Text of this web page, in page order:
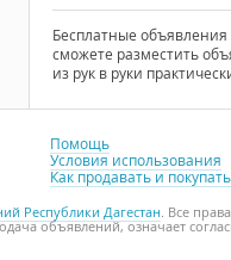
Бесплатные объявления
сможете разместить
из рук в руки
Помощь
Условия использования
Как продавать и
Республики Дагестан. Все
объявлений, означает